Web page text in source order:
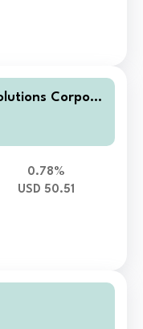
Corpora
0.78%
USD 50.51